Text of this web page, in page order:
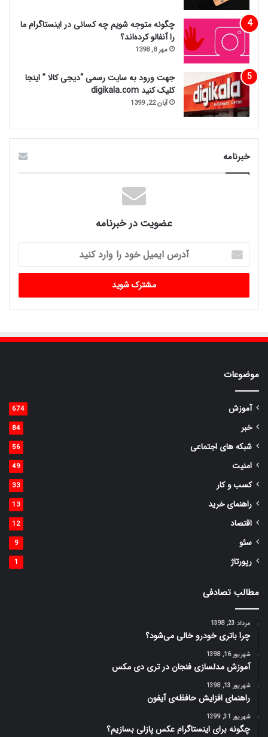
چگونه متوجه شویم چه کسانی در اینستاگرام ما
را آنفالو کرده‌اند؟
مهر 8, 1398
جهت ورود به سایت رسمی “دیجی کالا ” اینجا
کلیک کنید digikala.com
آبان 22, 1399
خبرنامه
عضویت در خبرنامه
آدرس
ایمیل
خود
وارد
کنید
موضوعات
آموزش 674
خبر 84
شبکه های اجتماعی 56
امنیت 49
کسب و کار 33
راهنمای خرید 13
اقتصاد 12
سئو 9
رپورتاژ 1
مطالب تصادفی
مرداد 23, 1398
چرا باتری خودرو خالی می‌شود؟
شهریور 16, 1398
آموزش مدلسازی فنجان در تری دی مکس
شهریور 13, 1398
راهنمای افزایش حافظه‌ی آیفون
شهریور 31, 1399
چگونه برای اینستاگرام عکس پازلی بسازیم؟